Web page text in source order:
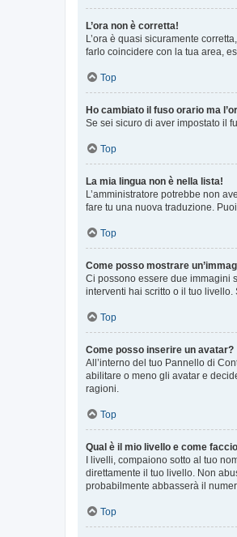
L’ora non è corretta!
L’ora è quasi sicuramente
farlo coincidere con la tua area,
Top
Ho cambiato il fuso orario ma
Se sei sicuro di aver impostato il
Top
La mia lingua non è nella lista!
L’amministratore potrebbe non
fare tu una nuova traduzione.
Top
Come posso mostrare
Ci possono essere due immagini
interventi hai scritto o il tuo livello.
Top
Come posso inserire un avatar?
All’interno del tuo Pannello di
abilitare o meno gli avatar e
ragioni.
Top
Qual è il mio livello e come
I livelli, compaiono sotto al tuo
direttamente il tuo livello. Non
probabilmente abbasserà il
Top